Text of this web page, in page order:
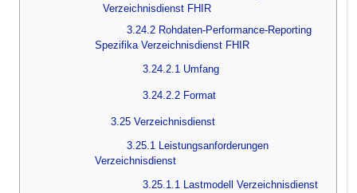
Verzeichnisdienst FHIR
3.24.2 Rohdaten-Performance-Reporting
Spezifika Verzeichnisdienst FHIR
3.24.2.1 Umfang
3.24.2.2 Format
3.25 Verzeichnisdienst
3.25.1 Leistungsanforderungen
Verzeichnisdienst
3.25.1.1 Lastmodell Verzeichnisdienst